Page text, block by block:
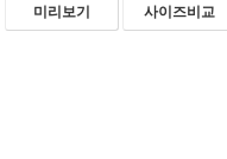
미리보기 사이즈비교